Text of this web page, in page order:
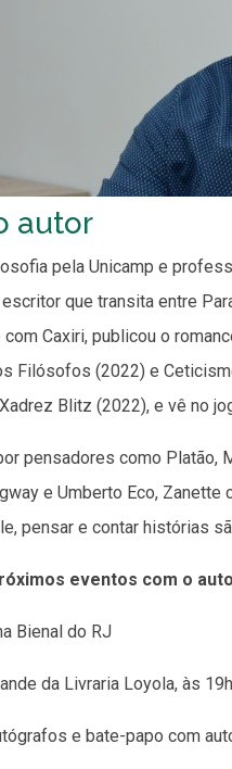
autor
pela Unicamp e
que transita entre
Caxiri, publicou o
Filósofos (2022) e
Blitz (2022), e vê no
pensadores como Platão,
e Umberto Eco,
pensar e contar histórias
eventos com o
Bienal do RJ
da Livraria Loyola, às
e bate-papo com